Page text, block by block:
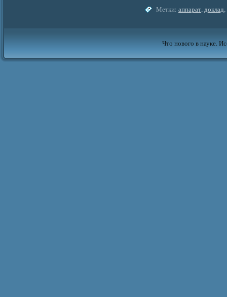
Метки: аппарат,доклад,
Что нового в науке.